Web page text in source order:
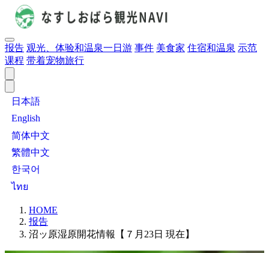
报告 观光、体验和温泉一日游 事件 美食家 住宿和温泉 示范
课程 带着宠物旅行
日本語
English
简体中文
繁體中文
한국어
ไทย
HOME
报告
沼ッ原湿原開花情報【７月23日 現在】